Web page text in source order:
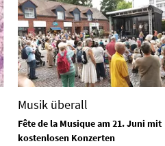
Musik überall
Fête de la Musique am 21. Juni mit
kostenlosen Konzerten